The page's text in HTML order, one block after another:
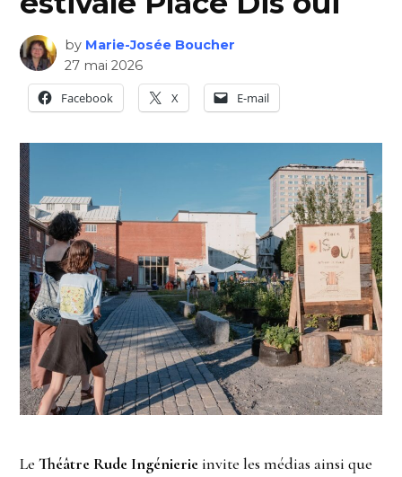
by Marie-Josée Boucher
27 mai 2026
Facebook
X E-mail
LeThéâtre Rude Ingénierie invite les médias ainsi que